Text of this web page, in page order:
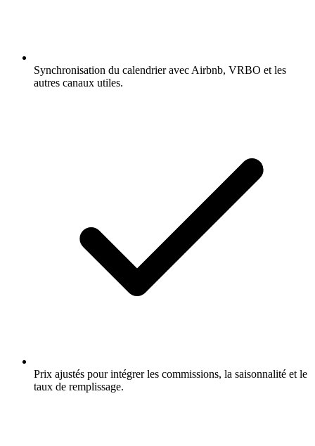
Synchronisation du calendrier avec Airbnb, VRBO et les
autres canaux utiles.
Prix ajustés pour intégrer les commissions, la saisonnalité et le
taux de remplissage.